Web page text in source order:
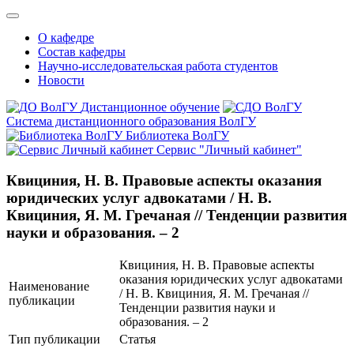
О кафедре
Состав кафедры
Научно-исследовательская работа студентов
Новости
Дистанционное обучение
Система дистанционного образования ВолГУ
Библиотека ВолГУ
Сервис "Личный кабинет"
Квициния, Н. В. Правовые аспекты оказания
юридических услуг адвокатами / Н. В.
Квициния, Я. М. Гречаная // Тенденции развития
науки и образования. – 2
Наименование
публикации
Квициния, Н. В. Правовые аспекты
оказания юридических услуг адвокатами
/ Н. В. Квициния, Я. М. Гречаная //
Тенденции развития науки и
образования. – 2
Тип публикации
Статья